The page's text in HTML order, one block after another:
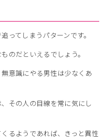
ってしまうパターンです。
のだといえるでしょう。
意識にやる男性は少なくあ
その人の目線を常に気にし
るようであれば、きっと異性